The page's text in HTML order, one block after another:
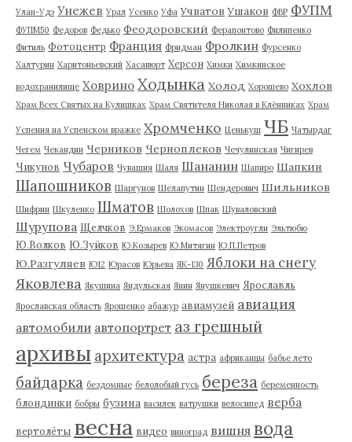
Улан-Удэ Унежев Урал Усенко Уфа Учватов Ушаков ФВР ФУПМ
ФУПМ50 Федоров Федько Феодоровский Ферапонтово Филипенко
Фитиль Фотоцентр Франция Фридман Фролкин Фурсенко
Халтурин Харитоньевский Хасавюрт Херсон Химки Химкинское
водохранилище Ховрино Ходынка Холод Хорошево Хохлов
Храм Всех Святых на Кулишках Храм Святителя Николая в Клённиках Храм
Успения на Успенском вражке Хромченко Ценькуш ЧБ Чатырдаг
Чегем Чекандин Черников Черноплеков Чечулинская Чигирев
Чикунов Чубаров Чувашия Шаля Шананин Шапиро Шапкин
Шапошников Шаргунов Шелапутин Шендерович Шильников
Шифрин Шкуленко Шматов Шолохов Шпак Шуваловский
Шурупова Щелчков Э.Ермаков Экомасов Электроугли Эльтюбю
Ю.Волков Ю.Зуйков Ю.Козырев Ю.Митягин Ю.П.Петров
Ю.Разгуляев Ю12 Юрасов Юрьева ЯК-130 Яблоки на снегу
Яковлева Якушина Яндульская Янин Янушкевич Ярославль
Ярославская область Ярошенко абажур авиамузей авиация
автомобили автопортрет аз грешный
архивы архитектура астра африканцы бабье лето
байдарка бездомные белолобый гусь береза беременность
блондинки бобры бузина василек ватрушки велосипед верба
вертолёты весна видео виноград вишня вода